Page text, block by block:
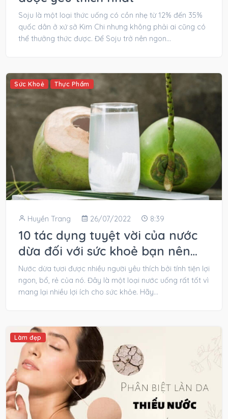
Soju là một loại thức uống có cồn nhẹ từ 12% đến 35%
quốc dân ở xứ sở Kim Chi nhưng không phải ai cũng có
thể thưởng thức được. Để Soju trở nên ngon...
Sức Khoẻ Thực Phẩm
Huyền Trang 26/07/2022 8:39
10 tác dụng tuyệt vời của nước
dừa đối với sức khoẻ bạn nên
biết
Nước dừa tươi được nhiều người yêu thích bởi tính tiện lợi
ngon, bổ, rẻ của nó. Đây là một loại nước uống rất tốt vì
mang lại nhiều lợi ích cho sức khỏe. Hãy...
Làm đẹp